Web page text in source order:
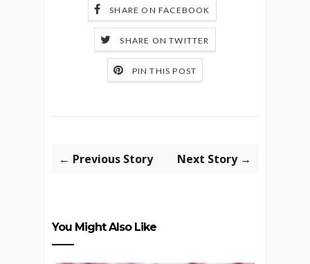
SHARE ON FACEBOOK
SHARE ON TWITTER
PIN THIS POST
← Previous Story Next Story →
You Might Also Like